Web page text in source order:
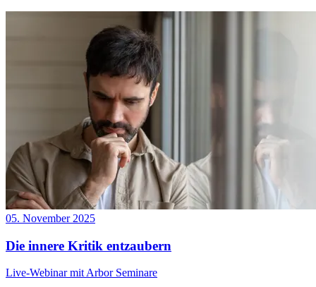
05. November 2025
Die innere Kritik entzaubern
Live-Webinar mit Arbor Seminare